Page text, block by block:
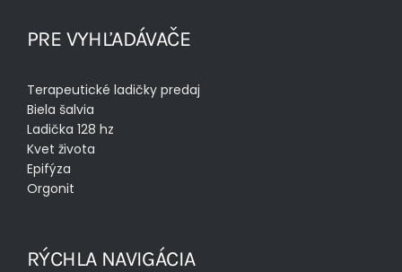
PRE VYHĽADÁVAČE
Terapeutické ladičky predaj
Biela šalvia
Ladička 128 hz
Kvet života
Epifýza
Orgonit
RÝCHLA NAVIGÁCIA